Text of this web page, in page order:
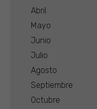
Abril
Mayo
Junio
Julio
Agosto
Septiembre
Octubre